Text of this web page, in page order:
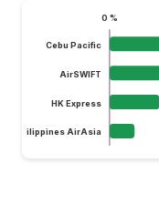
0 %
Cebu Pacific
AirSWIFT
HK Express
Philippines AirAsia